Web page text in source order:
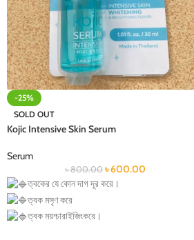
-25%
SOLD OUT
Kojic Intensive Skin Serum
Serum
৳800.00 ৳600.00
ত্বকের যে কোন দাগ দূর করে।
ত্বক মসৃণ করে
ত্বক ময়শ্চারাইজিংকরে।